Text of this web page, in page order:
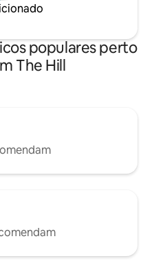
de ônibus
é
própria
populares perto
The Hill